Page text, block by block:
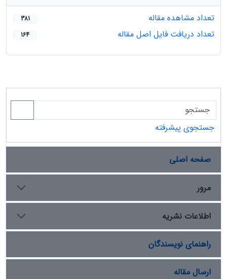
تعداد مشاهده مقاله
381
تعداد دریافت فایل اصل مقاله 164
جستجوی پیشرفته
صفحه اصلی
مرور
اطلاعات نشریه
راهنمای نویسندگان
ارسال مقاله